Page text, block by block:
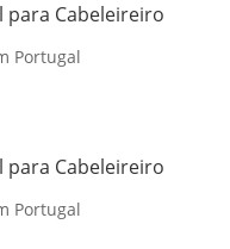
para Cabeleireiro
Portugal
para Cabeleireiro
Portugal